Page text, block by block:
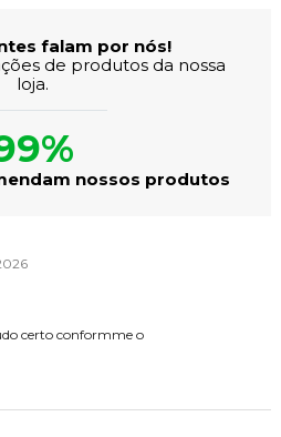
falam por nós!
de produtos da nossa
loja.
nossos produtos
certo conformme o